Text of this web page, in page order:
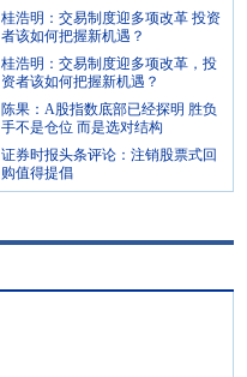
桂浩明：交易制度迎多项改革 投资
者该如何把握新机遇？
桂浩明：交易制度迎多项改革，投
资者该如何把握新机遇？
陈果：A股指数底部已经探明 胜负
手不是仓位 而是选对结构
证券时报头条评论：注销股票式回
购值得提倡